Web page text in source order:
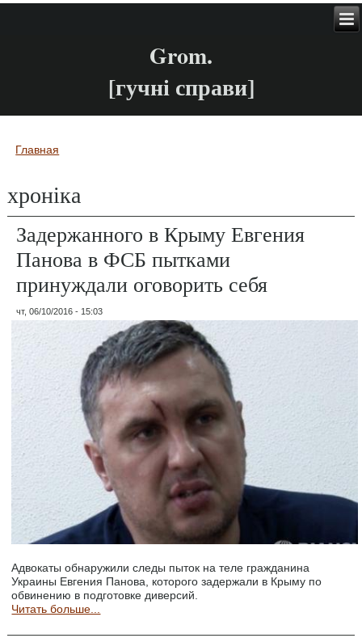
Grom.
[гучні справи]
Вы здесь
Главная
хроніка
Задержанного в Крыму Евгения
Панова в ФСБ пытками
принуждали оговорить себя
чт, 06/10/2016 - 15:03
Адвокаты обнаружили следы пыток на теле гражданина
Украины Евгения Панова, которого задержали в Крыму по
обвинению в подготовке диверсий.
Читать больше...